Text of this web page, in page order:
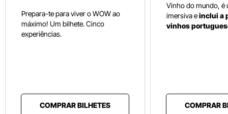
Prepara-te para viver o WOW ao
máximo! Um bilhete. Cinco
experiências.
COMPRAR BILHETES
Vinho do mundo, é
imersiva einclui a
vinhos
COMPRAR